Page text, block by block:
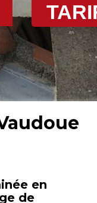
en
de